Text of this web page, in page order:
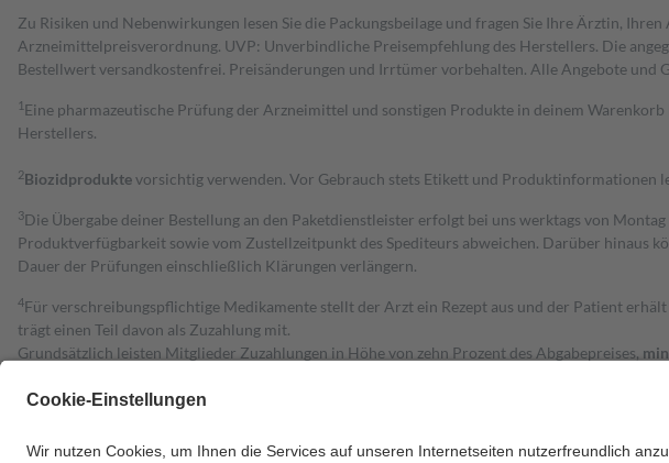
Zu Risiken und Nebenwirkungen lesen Sie die Packungsbeilage und fragen Sie Ihre Ärztin,
Arzneimittelpreisverordnung. UVP: Unverbindliche Preisempfehlung des Herstellers. Die
Bestell­wert versand­kosten­frei. Preisänderungen und Irrtümer vorbehalten. Alle Angebote und
1 Eine pharmazeutische Prüfung der Arzneimittel und sonstigen Produkte in deinem
Herstellers.
2Biozidproduktevorsichtig verwenden. Vor Gebrauch stets Etikett und Produktinformationen
3Die Übergabe deiner Bestellung an den Paketdienstleister erfolgt bei uns werktags von
Produktverfügbarkeit sowie vom Zustellzeitpunkt des Spediteurs abweichen. Darüber hinaus
Dauer der Prüfungen einschließlich Klärungen verlängern.
4Für verschreibungspflichtige Medikamente stellt der Arzt ein Rezept aus und der Patient
trägt einen Teil davon als Zuzahlung mit.
Grundsätzlich leisten Mitglieder Zuzahlungen in Höhe von zehn Prozent des Abgabepreises,
Diese Regeln gelten grundsätzlich auch für Online-Apotheken.
Um das Engagement der Versicherten für ihre eigene Gesundheit zu stärken und die